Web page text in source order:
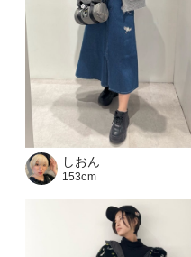
しおん
153cm